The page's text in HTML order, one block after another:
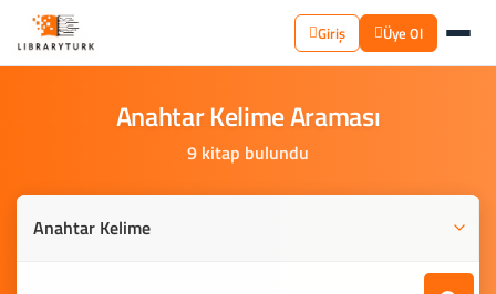
Giriş Üye Ol
AnahtarKelimeAraması
9 kitap bulundu